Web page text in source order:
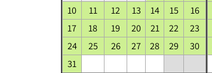
10
11 12 13 14 15
16
17
18 19 20 21 22
23
24
25 26 27 28 29
30
31